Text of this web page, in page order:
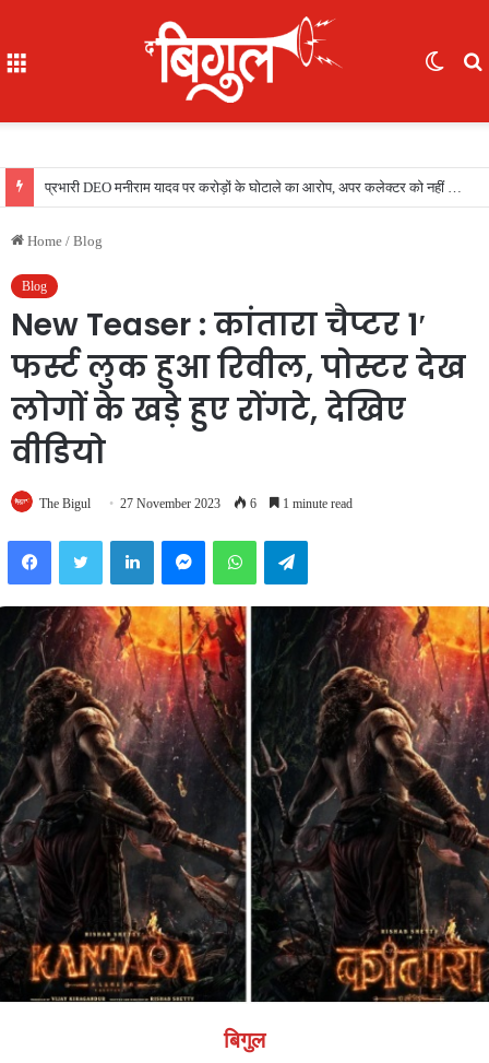
शावक की मौत के बाद खूंखार हुई मादा भालू! सगे भाई-बहनों को उतारा मौत के घाट , 1 की हालत गंभीर
Home / Blog
Blog
New Teaser : कांतारा चैप्टर 1′
फर्स्ट लुक हुआ रिवील, पोस्टर देख
लोगों के खड़े हुए रोंगटे, देखिए
वीडियो
The Bigul 27 November 2023 6 1 minute read
FacebookTwitter LinkedInMessengerWhatsAppTelegram
बिगुल